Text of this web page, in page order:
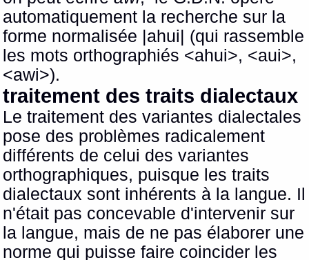
automatiquement la recherche sur la
forme normalisée |ahui| (qui rassemble
les mots orthographiés <ahui>, <aui>,
<awi>).
traitement des traits dialectaux
Le traitement des variantes dialectales
pose des problèmes radicalement
différents de celui des variantes
orthographiques, puisque les traits
dialectaux sont inhérents à la langue. Il
n'était pas concevable d'intervenir sur
la langue, mais de ne pas élaborer une
norme qui puisse faire coincider les